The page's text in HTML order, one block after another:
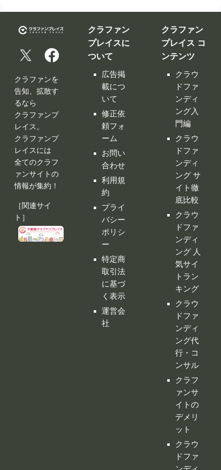
告知、拡散す
クラファンプ
クラファンプ
全てのクラフ
ァンサイトの
情報が集約！
［関連サイ
ト］
修正依
頼フォ
ーム
お問い
合わせ
利用規
約
プライ
バシー
ポリシ
ー
特定商
取引法
に基づ
く表示
運営会
社
ング入
門編
クラウ
ドファ
ンディ
ング サ
イト徹
底比較
クラウ
ドファ
ンディ
ング 人
気サイ
トラン
クラウ
ドファ
ンディ
ング代
行・コ
ンサル
クラフ
ァンサ
イトの
デメリ
ット
クラウ
ドファ
ンディ
ングの
税金
購入型
クラウ
ドファ
ンディ